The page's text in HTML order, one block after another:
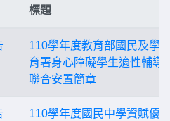
標題
110學年度教育部國民及學
育署身心障礙學生適性輔導
聯合安置簡章
110學年度國民中學資賦優